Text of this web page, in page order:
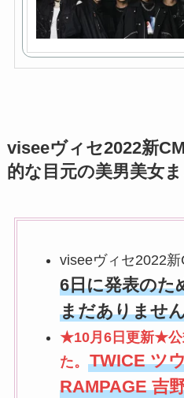
viseeヴィセ2022新
的な目元の美男美女
viseeヴィセ2022
6日に発表のた
まだありませ
★10月6日更新★公
た。 TWICE ツ
RAMPAGE 吉